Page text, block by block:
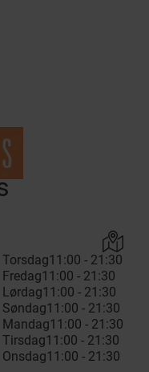
Torsdag11:00 - 21:30
Fredag11:00 - 21:30
Lørdag11:00 - 21:30
Søndag11:00 - 21:30
Mandag11:00 - 21:30
Tirsdag11:00 - 21:30
Onsdag11:00 - 21:30